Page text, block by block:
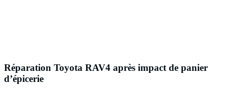
Réparation Toyota RAV4 après impact de panier
d’épicerie